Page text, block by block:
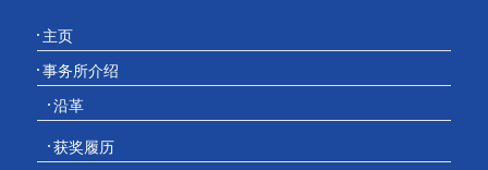
主页
事务所介绍
沿革
获奖履历